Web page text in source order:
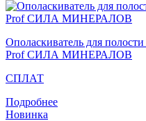
Ополаскиватель для
Prof СИЛА МИНЕРАЛОВ
СПЛАТ
Подробнее
Новинка